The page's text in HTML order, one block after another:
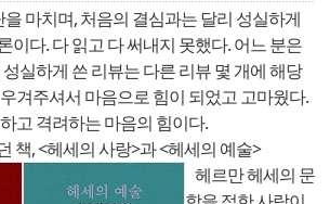
마치며, 처음의 결심과는 달리 성실하게
이다. 다 읽고 다 써내지 못했다. 어느 분은
실하게 쓴 리뷰는 다른 리뷰 몇 개에 해당
겨주셔서 마음으로 힘이 되었고 고마웠다.
고 격려하는 마음의 힘이다.
책, <헤세의 사랑>과 <헤세의 예술>
헤르만 헤세의 문